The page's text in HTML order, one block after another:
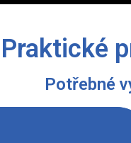
Praktické
Potřebné